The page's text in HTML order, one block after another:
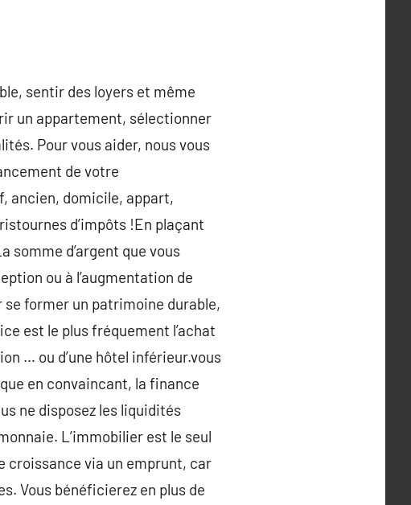
sentir des loyers et même
un appartement, sélectionner
Pour vous aider, nous vous
de votre
ancien, domicile, appart,
d’impôts !En plaçant
somme d’argent que vous
ou à l’augmentation de
former un patrimoine durable,
est le plus fréquement l’achat
… ou d’une hôtel inférieur.vous
en convaincant, la finance
ne disposez les liquidités
L’immobilier est le seul
croissance via un emprunt, car
Vous bénéficierez en plus de